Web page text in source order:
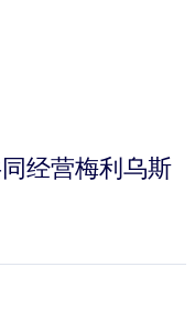
同经营梅利乌斯